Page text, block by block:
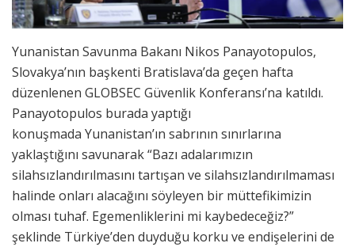
Yunanistan Savunma Bakanı Nikos Panayotopulos,
Slovakya’nın başkenti Bratislava’da geçen hafta
düzenlenen GLOBSEC Güvenlik Konferansı’na katıldı.
Panayotopulos burada yaptığı
konuşmada Yunanistan’ın sabrının sınırlarına
yaklaştığını savunarak “Bazı adalarımızın
silahsızlandırılmasını tartışan ve silahsızlandırılmaması
halinde onları alacağını söyleyen bir müttefikimizin
olması tuhaf. Egemenliklerini mi kaybedeceğiz?”
şeklinde Türkiye’den duyduğu korku ve endişelerini de